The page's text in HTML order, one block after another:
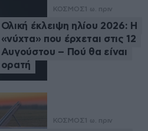
ΚΟΣΜΟΣ 1 ω. πριν
Ολική έκλειψη ηλίου 2026: Η
«νύχτα» που έρχεται στις 12
Αυγούστου – Πού θα είναι
ορατή
ΚΟΣΜΟΣ 1 ω. πριν